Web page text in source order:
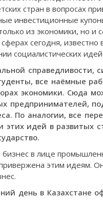
стран в вопросах
инвестиционные
из экономики, но
сегодня,
социалистических идей
справедливости,
все наёмные
экономики. Сюда
предпринимателей,
По аналогии, все
этих идей в развитых
в лице
привержена этим идеям.
день в Казахстане